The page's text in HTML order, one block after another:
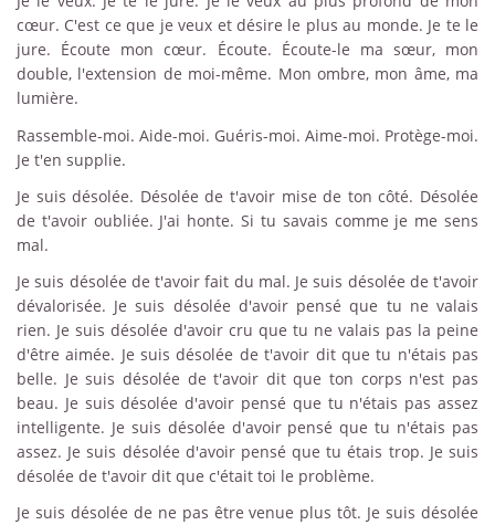
cœur. C'est ce que je veux et désire le plus au monde. Je te le
jure. Écoute mon cœur. Écoute. Écoute-le ma sœur, mon
double, l'extension de moi-même. Mon ombre, mon âme, ma
lumière.
Rassemble-moi. Aide-moi. Guéris-moi. Aime-moi. Protège-moi.
Je t'en supplie.
Je suis désolée. Désolée de t'avoir mise de ton côté. Désolée
de t'avoir oubliée. J'ai honte. Si tu savais comme je me sens
mal.
Je suis désolée de t'avoir fait du mal. Je suis désolée de t'avoir
dévalorisée. Je suis désolée d'avoir pensé que tu ne valais
rien. Je suis désolée d'avoir cru que tu ne valais pas la peine
d'être aimée. Je suis désolée de t'avoir dit que tu n'étais pas
belle. Je suis désolée de t'avoir dit que ton corps n'est pas
beau. Je suis désolée d'avoir pensé que tu n'étais pas assez
intelligente. Je suis désolée d'avoir pensé que tu n'étais pas
assez. Je suis désolée d'avoir pensé que tu étais trop. Je suis
désolée de t'avoir dit que c'était toi le problème.
Je suis désolée de ne pas être venue plus tôt. Je suis désolée